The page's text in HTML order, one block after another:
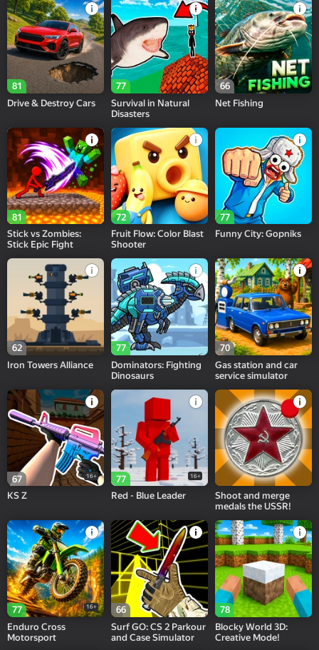
81
Drive & Destroy Cars
77
Survival in Natural
Disasters
66
Net Fishing
81
Stick vs Zombies:
Stick Epic Fight
72
Fruit Flow: Color Blast
Shooter
77
Funny City: Gopniks
62
Iron Towers Alliance
77
Dominators: Fighting
Dinosaurs
70
Gas station and car
service simulator
67 16+
KS Z
77 16+
Red - Blue Leader
Shoot and merge
medals the USSR!
77 16+
Enduro Cross
Motorsport
66
Surf GO: CS 2 Parkour
and Case Simulator
78
Blocky World 3D:
Creative Mode!